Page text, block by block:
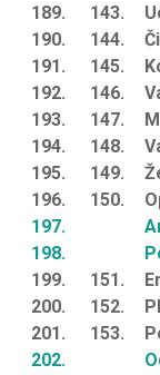
189.
190.
191.
192.
193.
194.
195.
196.
197.
198.
199.
200.
201.
202.
143.
144.
145.
146.
147.
148.
149.
150.
151.
152.
153.